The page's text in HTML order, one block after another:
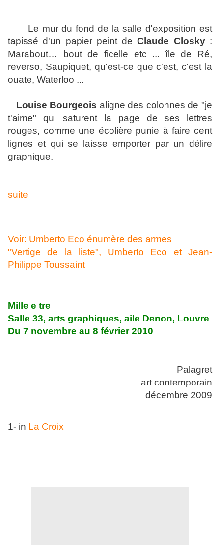
Le mur du fond de la salle d'exposition est
tapissé d'un papier peint deClaude Closky:
Marabout… bout de ficelle etc ... île de Ré,
reverso, Saupiquet, qu'est-ce que c'est, c'est la
ouate, Waterloo ...
Louise Bourgeois aligne des colonnes de "je
t'aime" qui saturent la page de ses lettres
rouges, comme une écolière punie à faire cent
lignes et qui se laisse emporter par un délire
graphique.
suite
Voir: Umberto Eco énumère des armes
"Vertige de la liste", Umberto Eco et Jean-
Philippe Toussaint
Mille e tre
Salle 33, arts graphiques, aile Denon, Louvre
Du 7 novembre au 8 février 2010
Palagret
art contemporain
décembre 2009
1- in La Croix